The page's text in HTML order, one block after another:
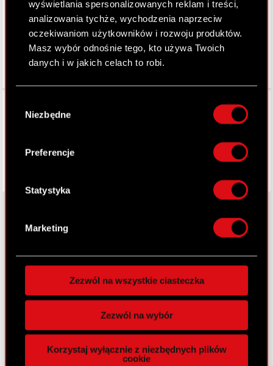
wyświetlania spersonalizowanych reklam i treści,
analizowania tychże, wychodzenia naprzeciw
oczekiwaniom użytkowników i rozwoju produktów.
Masz wybór odnośnie tego, kto używa Twoich
danych i w jakich celach to robi.
lokalizacji geograficznej z dokładnością nawet
Identyfikować Twoje urządzenie, aktywnie
analizując charakteryzującego je zbiory
palca)
osobiste dane są przetwarzane oraz ustaw własne
preferencje w
. W Deklaracji
zgodę w dowolnej chwili.
Wykorzystujemy pliki cookie do
funkcje społecznościowe i analizować ruch w
naszej witrynie. Informacje o tym, jak korzystasz
z naszej witryny, udostępniamy partnerom
zgody
Niezbędne
Preferencje
Statystyka
Marketing
Zezwól na wszystkie ciasteczka
Zezwól na wybór
Korzystaj wyłącznie z niezbędnych plików
cookie
Grupa Kapitałowa
Zrównoważony rozwój